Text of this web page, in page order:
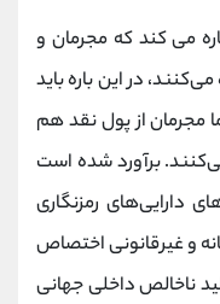
می کند که مجرمان و
در این باره باید
مجرمان از پول نقد هم
برآورد شده است
دارایی‌های رمزنگاری
مجرمانه و غیرقانونی اختصاص
حالی که بین ۲ تا ۴% تولید ناخالص داخلی جهانی